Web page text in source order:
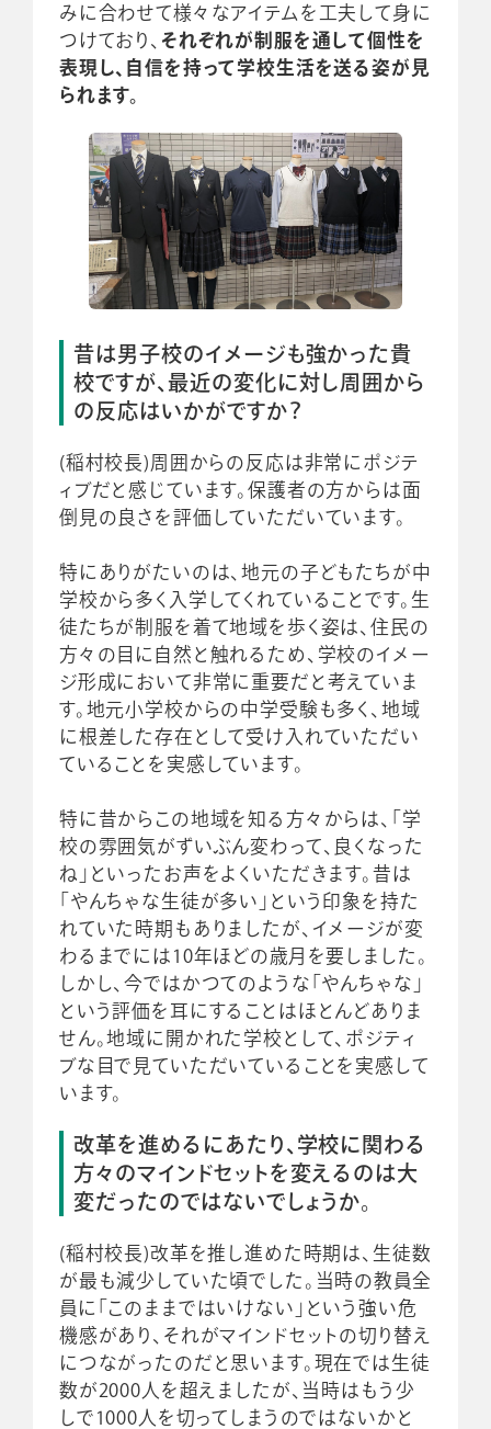
みに合わせて様々なアイテムを工夫して身に
つけており、 それぞれが制服を通して個性を
表現し、自信を持って学校生活を送る姿が見
られます。
昔は男子校のイメージも強かった貴
校ですが、最近の変化に対し周囲から
の反応はいかがですか？
(稲村校長)周囲からの反応は非常にポジテ
ィブだと感じています。保護者の方からは面
倒見の良さを評価していただいています。
特にありがたいのは、地元の子どもたちが中
学校から多く入学してくれていることです。生
徒たちが制服を着て地域を歩く姿は、住民の
方々の目に自然と触れるため、学校のイメー
ジ形成において非常に重要だと考えていま
す。地元小学校からの中学受験も多く、地域
に根差した存在として受け入れていただい
ていることを実感しています。
特に昔からこの地域を知る方々からは、「学
校の雰囲気がずいぶん変わって、良くなった
ね」といったお声をよくいただきます。昔は
「やんちゃな生徒が多い」という印象を持た
れていた時期もありましたが、イメージが変
わるまでには10年ほどの歳月を要しました。
しかし、今ではかつてのような「やんちゃな」
という評価を耳にすることはほとんどありま
せん。地域に開かれた学校として、ポジティ
ブな目で見ていただいていることを実感して
います。
改革を進めるにあたり、学校に関わる
方々のマインドセットを変えるのは大
変だったのではないでしょうか。
(稲村校長)改革を推し進めた時期は、生徒数
が最も減少していた頃でした。当時の教員全
員に「このままではいけない」という強い危
機感があり、それがマインドセットの切り替え
につながったのだと思います。現在では生徒
数が2000人を超えましたが、当時はもう少
しで1000人を切ってしまうのではないかと